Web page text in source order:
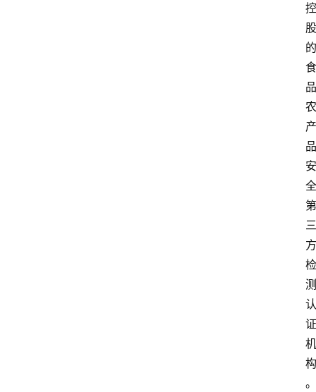
控
股
的
食
品
农
产
品
安
全
第
三
方
检
测
认
证
机
构
。